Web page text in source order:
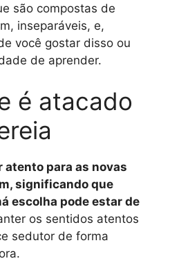
são compostas de
inseparáveis, e,
você gostar disso ou
de aprender.
é atacado
atento para as novas
significando que
escolha pode estar de
os sentidos atentos
sedutor de forma